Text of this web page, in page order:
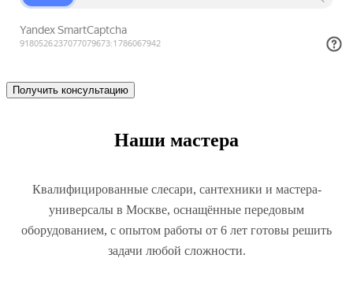
Наши мастера
Квалифицированные слесари, сантехники и мастера-
универсалы в Москве, оснащённые передовым
оборудованием, с опытом работы от 6 лет готовы решить
задачи любой сложности.